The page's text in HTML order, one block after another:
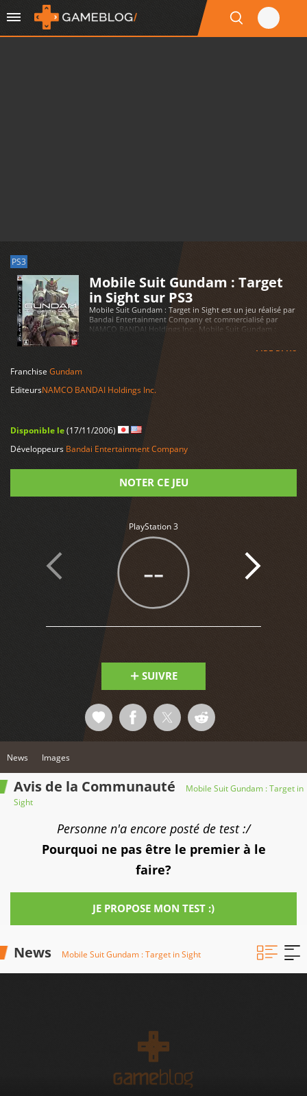
PS3
Mobile Suit Gundam : Target
in Sight sur PS3
Mobile Suit Gundam : Target in Sight est un jeu réalisé par
Bandai Entertainment Company et commercialisé par
NAMCO BANDAI Holdings Inc.. Mobile Suit Gundam :
LIRE PLUS
FranchiseGundam
EditeursNAMCO BANDAI Holdings Inc.
Disponible le(17/11/2006)
Développeurs Bandai Entertainment Company
NOTER CE JEU
PlayStation 3
--
SUIVRE
News Images
Avis de la Communauté
Mobile Suit Gundam : Target in
Sight
Personne n'a encore posté de test :/
Pourquoi ne pas être le premier à le
faire?
JE PROPOSE MON TEST :)
News Mobile Suit Gundam : Target in Sight